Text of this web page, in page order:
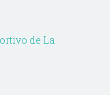
de La